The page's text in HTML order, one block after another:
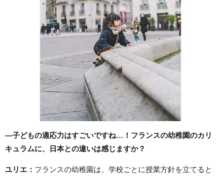
―子どもの適応力はすごいですね…！フランスの幼稚園のカリ
キュラムに、日本との違いは感じますか？
ユリエ： フランスの幼稚園は、学校ごとに授業方針を立てると